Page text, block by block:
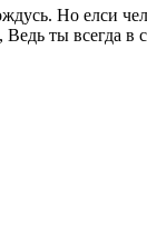
Но елси
Ведь ты всегда